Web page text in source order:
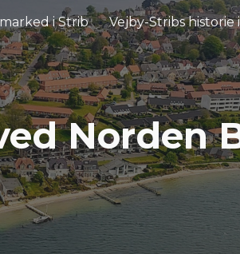
Skip to
i Strib Vejby-Stribs historie
Norden